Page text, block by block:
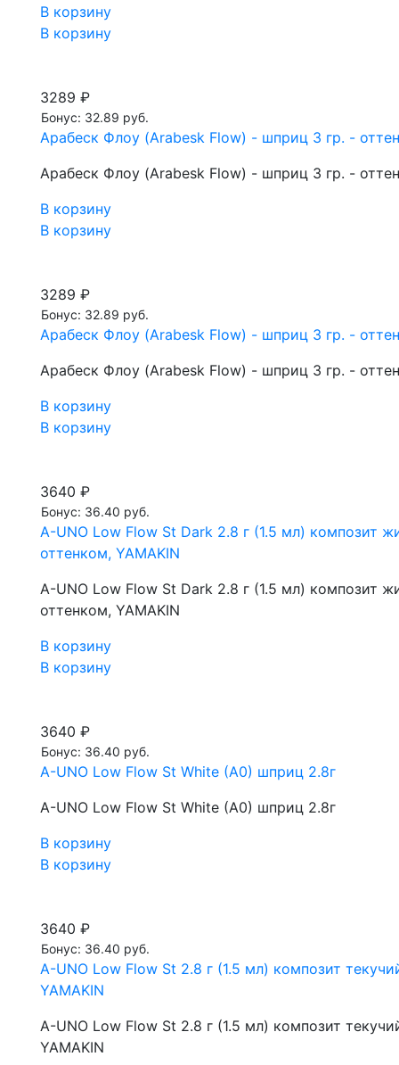
В корзину
В корзину
3289 ₽
Бонус: 32.89 руб.
Арабеск Флоу (Arabesk Flow) - шприц 3 гр. -
Арабеск Флоу (Arabesk Flow) - шприц 3 гр. -
В корзину
В корзину
3289 ₽
Бонус: 32.89 руб.
Арабеск Флоу (Arabesk Flow) - шприц 3 гр. -
Арабеск Флоу (Arabesk Flow) - шприц 3 гр. -
В корзину
В корзину
3640 ₽
Бонус: 36.40 руб.
A-UNO Low Flow St Dark 2.8 г (1.5 мл) композит
оттенком, YAMAKIN
A-UNO Low Flow St Dark 2.8 г (1.5 мл) композит
оттенком, YAMAKIN
В корзину
В корзину
3640 ₽
Бонус: 36.40 руб.
A-UNO Low Flow St White (A0) шприц 2.8г
A-UNO Low Flow St White (A0) шприц 2.8г
В корзину
В корзину
3640 ₽
Бонус: 36.40 руб.
A-UNO Low Flow St 2.8 г (1.5 мл) композит
YAMAKIN
A-UNO Low Flow St 2.8 г (1.5 мл) композит
YAMAKIN